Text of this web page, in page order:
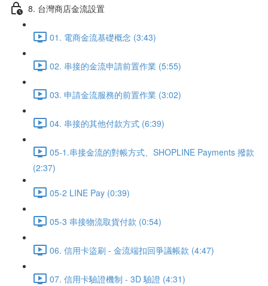
8. 台灣商店金流設置
01. 電商金流基礎概念 (3:43)
02. 串接的金流申請前置作業 (5:55)
03. 申請金流服務的前置作業 (3:02)
04. 串接的其他付款方式 (6:39)
05-1.串接金流的對帳方式、SHOPLINE Payments 撥款
(2:37)
05-2 LINE Pay (0:39)
05-3 串接物流取貨付款 (0:54)
06. 信用卡盜刷 - 金流端扣回爭議帳款 (4:47)
07. 信用卡驗證機制 - 3D 驗證 (4:31)